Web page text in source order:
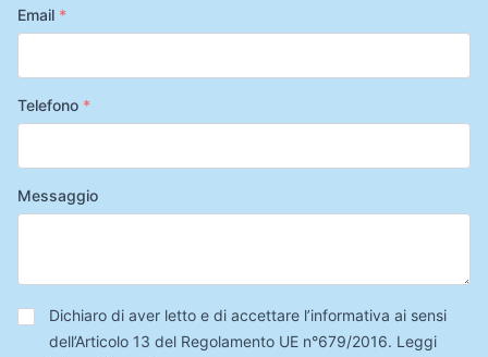
Email *
Telefono *
Messaggio
Privacy*
Dichiaro di aver letto e di accettare l’informativa ai sensi
dell’Articolo 13 del Regolamento UE n°679/2016. Leggi